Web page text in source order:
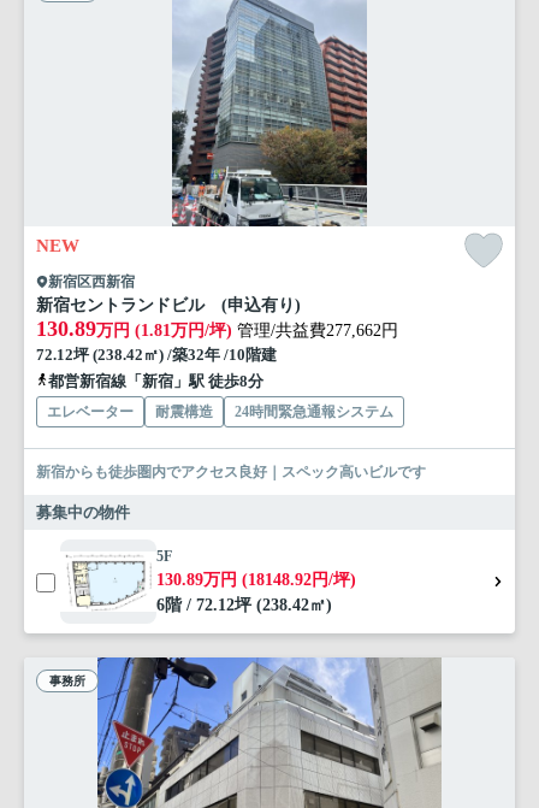
NEW
新宿区西新宿
新宿セントランドビル (申込有り)
130.89万円 (1.81万円/坪) 管理/共益費277,662円
72.12坪 (238.42㎡) /築32年 /10階建
都営新宿線「新宿」駅 徒歩8分
エレベーター 耐震構造 24時間緊急通報システム
新宿からも徒歩圏内でアクセス良好｜スペック高いビルです
募集中の物件
5F
130.89万円 (18148.92円/坪)
6階 / 72.12坪 (238.42㎡)
事務所